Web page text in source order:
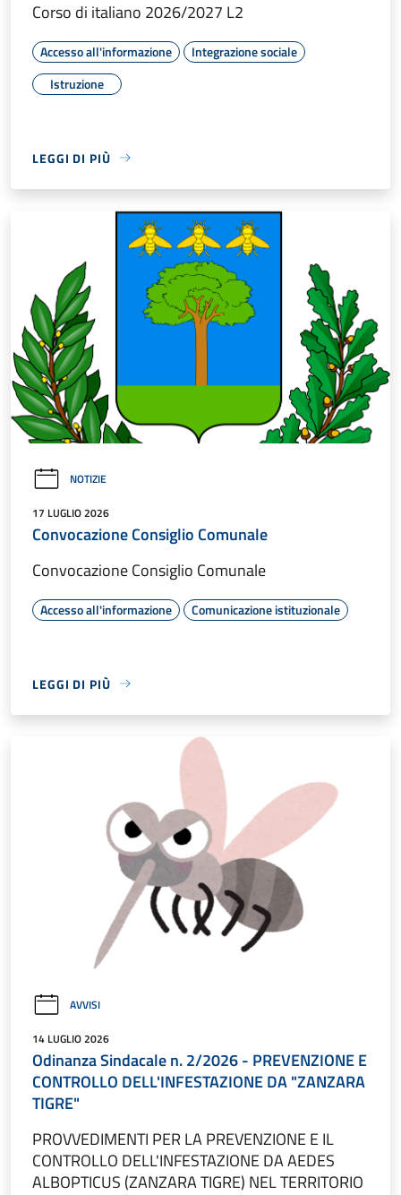
Corso di italiano 2026/2027 L2
Accesso all'informazione
Integrazione sociale
Istruzione
LEGGI DI PIÙ
NOTIZIE
17 LUGLIO 2026
Convocazione Consiglio Comunale
Convocazione Consiglio Comunale
Accesso all'informazione Comunicazione istituzionale
LEGGI DI PIÙ
AVVISI
14 LUGLIO 2026
Odinanza Sindacale n. 2/2026 - PREVENZIONE E
CONTROLLO DELL'INFESTAZIONE DA "ZANZARA
TIGRE"
PROVVEDIMENTI PER LA PREVENZIONE E IL
CONTROLLO DELL'INFESTAZIONE DA AEDES
ALBOPTICUS (ZANZARA TIGRE) NEL TERRITORIO